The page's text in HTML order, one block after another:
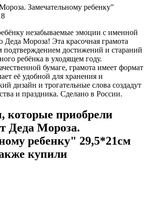
Замечательному ребенку"
незабываемые эмоции с именной
Деда Мороза! Эта красочная грамота
подтверждением достижений и стараний
ребёнка в уходящем году.
бумаге, грамота имеет формат
её удобной для хранения и
дизайн и трогательные слова создадут
и праздника. Сделано в России.
которые приобрели
Деда Мороза.
ребенку" 29,5*21см
купили